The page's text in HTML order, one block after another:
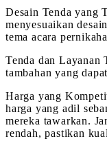
Desain Tenda yang
menyesuaikan
tema acara
Tenda dan Layanan
tambahan yang
Harga yang
harga yang adil
mereka tawarkan.
rendah, pastikan